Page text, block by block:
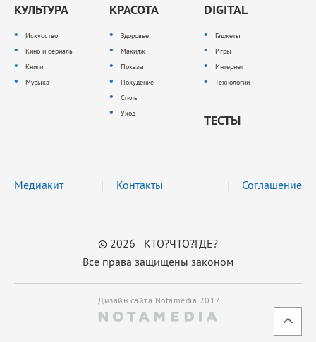
КУЛЬТУРА
Искусство
Кино и сериалы
Книги
Музыка
КРАСОТА
Здоровье
Макияж
Показы
Похудение
Стиль
Уход
DIGITAL
Гаджеты
Игры
Интернет
Технологии
ТЕСТЫ
© 2026 КТО?ЧТО?ГДЕ?
Все права защищены законом
Медиакит Контакты Соглашение
Дизайн сайта Notamedia 2017